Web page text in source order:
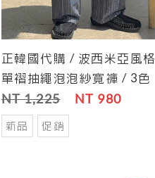
Cart Save
正韓國代購 / 波西米亞風格
單褶抽繩泡泡紗寬褲 / 3色
NT 1,225 NT 980
新品 促銷